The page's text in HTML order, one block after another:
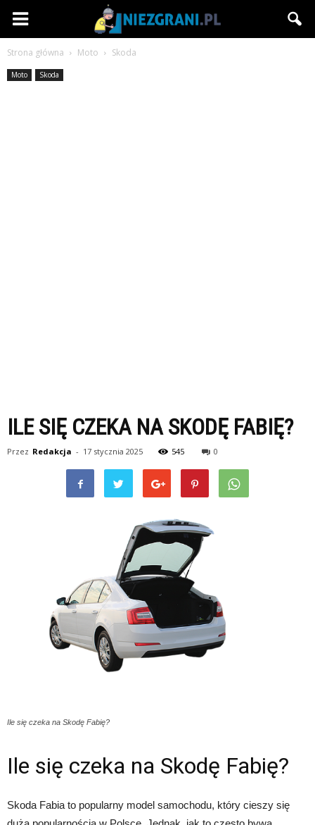
Niezgrani.pl
Strona główna Moto Skoda
Moto Skoda
ILE SIĘ CZEKA NA SKODĘ FABIĘ?
Przez Redakcja - 17 stycznia 2025 545 0
Ile się czeka na Skodę Fabię?
Ile się czeka na Skodę Fabię?
Skoda Fabia to popularny model samochodu, który cieszy się